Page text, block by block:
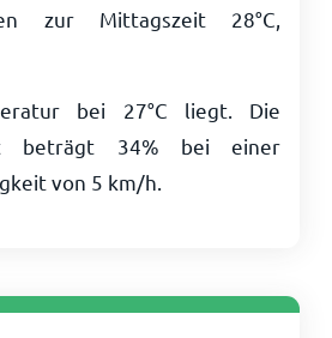
zur Mittagszeit 28°C
bei 27°C liegt. Die
beträgt 34% bei einer
von 5 km/h